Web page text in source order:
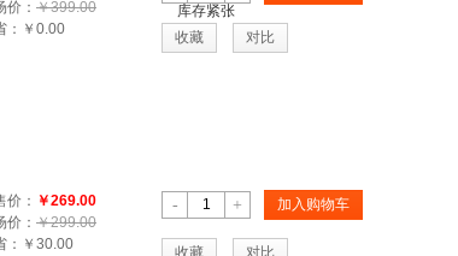
库存紧张
收藏 对比
价： ￥399.00
： ￥0.00
- + 加入购物车
收藏 对比
价： ￥269.00
价： ￥299.00
： ￥30.00